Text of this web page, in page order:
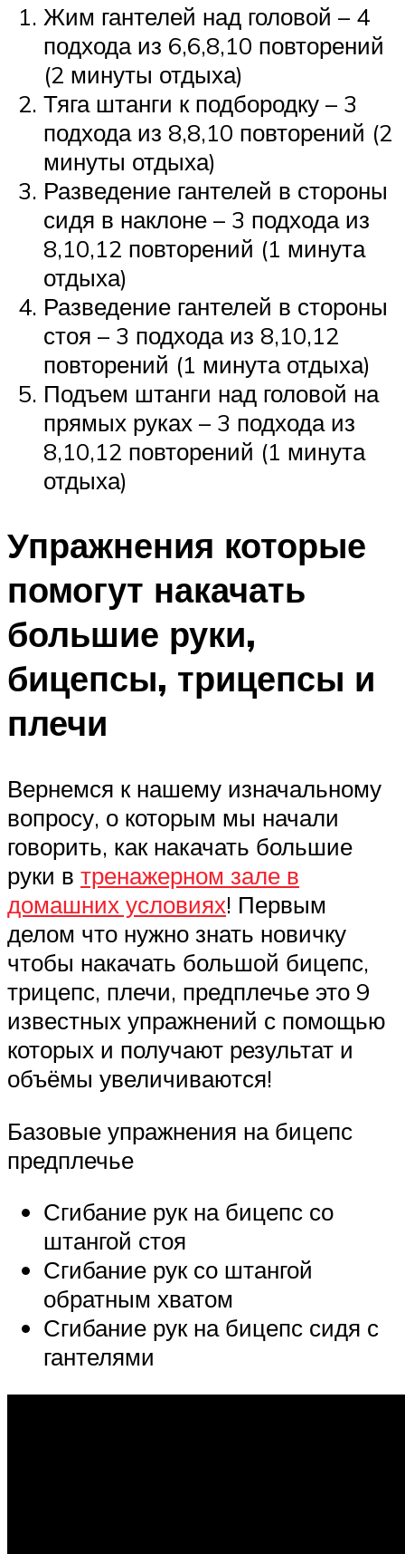
Жим гантелей над головой – 4
подхода из 6,6,8,10 повторений
(2 минуты отдыха)
Тяга штанги к подбородку – 3
подхода из 8,8,10 повторений (2
минуты отдыха)
Разведение гантелей в стороны
сидя в наклоне – 3 подхода из
8,10,12 повторений (1 минута
отдыха)
Разведение гантелей в стороны
стоя – 3 подхода из 8,10,12
повторений (1 минута отдыха)
Подъем штанги над головой на
прямых руках – 3 подхода из
8,10,12 повторений (1 минута
отдыха)
Упражнения которые
помогут накачать
большие руки,
бицепсы, трицепсы и
плечи
Вернемся к нашему изначальному
вопросу, о которым мы начали
говорить, как накачать большие
руки в тренажерном зале в
домашних условиях! Первым
делом что нужно знать новичку
чтобы накачать большой бицепс,
трицепс, плечи, предплечье это 9
известных упражнений с помощью
которых и получают результат и
объёмы увеличиваются!
Базовые упражнения на бицепс
предплечье
Сгибание рук на бицепс со
штангой стоя
Сгибание рук со штангой
обратным хватом
Сгибание рук на бицепс сидя с
гантелями